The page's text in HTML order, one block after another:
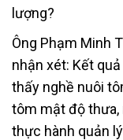
lượng?
Ông Phạm Minh
nhận xét: Kết
thấy nghề nuôi
tôm mật độ thưa,
thực hành quản